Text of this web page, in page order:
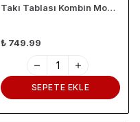
Takı Tablası Kombin Model, Çok amaçlı Takı Düzenleyici. Ahşap Üzeri Süet Kaplama Krem Rengi No:1
₺ 749.99
SEPETE EKLE